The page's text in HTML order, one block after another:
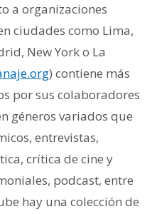
a organizaciones
ciudades como Lima,
New York o La
) contiene más
por sus colaboradores
géneros variados que
entrevistas,
crítica de cine y
podcast, entre
hay una colección de